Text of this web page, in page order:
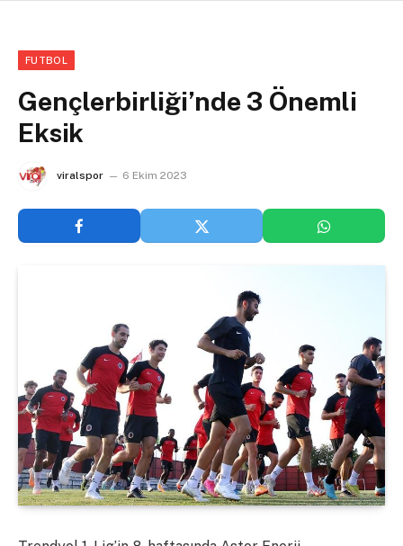
FUTBOL
Gençlerbirliği’nde 3 Önemli
Eksik
viralspor 6 Ekim 2023